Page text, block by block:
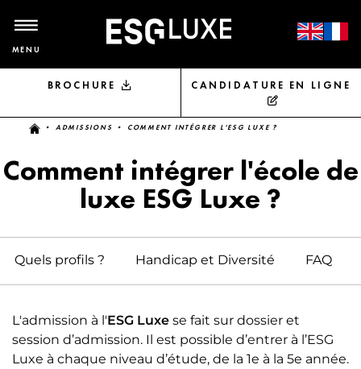
Comment intégrer l'école de
luxe ESG Luxe ?
Quels profils ? Handicap et Diversité FAQ
L'admission à l'ESG Luxe se fait sur dossier et
session d’admission. Il est possible d’entrer à l’ESG
Luxe à chaque niveau d’étude, de la 1e à la 5e année.
MENU
BROCHURE CANDIDATURE EN LIGNE
Vous êtes ici
• ADMISSIONS • COMMENT INTÉGRER L'ESG LUXE ?